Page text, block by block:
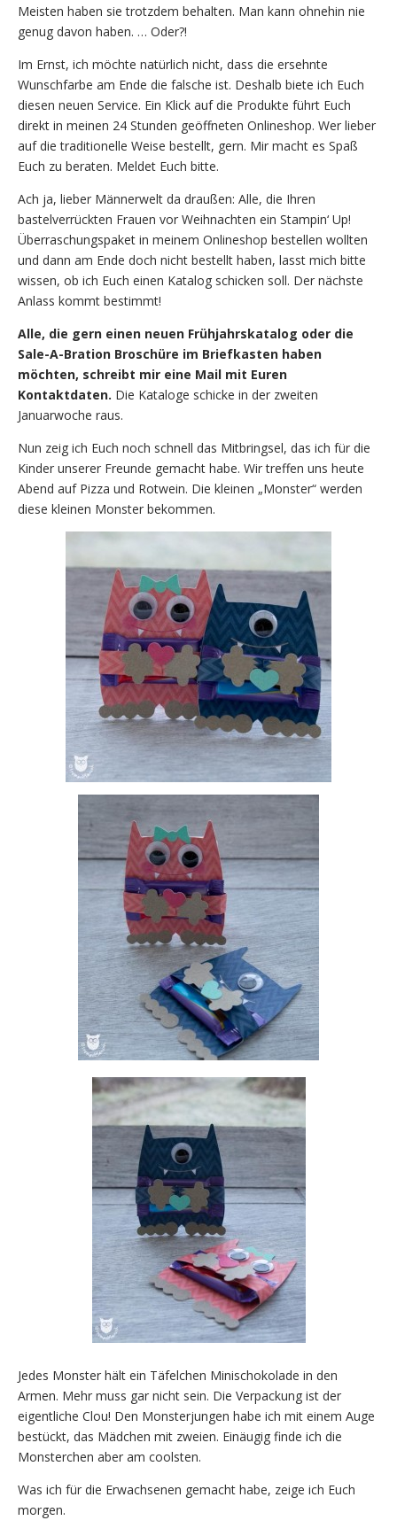
Meisten haben sie trotzdem behalten. Man kann ohnehin nie
genug davon haben. … Oder?!
Im Ernst, ich möchte natürlich nicht, dass die ersehnte
Wunschfarbe am Ende die falsche ist. Deshalb biete ich Euch
diesen neuen Service. Ein Klick auf die Produkte führt Euch
direkt in meinen 24 Stunden geöffneten Onlineshop. Wer lieber
auf die traditionelle Weise bestellt, gern. Mir macht es Spaß
Euch zu beraten. Meldet Euch bitte.
Ach ja, lieber Männerwelt da draußen: Alle, die Ihren
bastelverrückten Frauen vor Weihnachten ein Stampin‘ Up!
Überraschungspaket in meinem Onlineshop bestellen wollten
und dann am Ende doch nicht bestellt haben, lasst mich bitte
wissen, ob ich Euch einen Katalog schicken soll. Der nächste
Anlass kommt bestimmt!
Alle, die gern einen neuen Frühjahrskatalog oder die
Sale-A-Bration Broschüre im Briefkasten haben
möchten, schreibt mir eine Mail mit Euren
Kontaktdaten. Die Kataloge schicke in der zweiten
Januarwoche raus.
Nun zeig ich Euch noch schnell das Mitbringsel, das ich für die
Kinder unserer Freunde gemacht habe. Wir treffen uns heute
Abend auf Pizza und Rotwein. Die kleinen „Monster“ werden
diese kleinen Monster bekommen.
Jedes Monster hält ein Täfelchen Minischokolade in den
Armen. Mehr muss gar nicht sein. Die Verpackung ist der
eigentliche Clou! Den Monsterjungen habe ich mit einem Auge
bestückt, das Mädchen mit zweien. Einäugig finde ich die
Monsterchen aber am coolsten.
Was ich für die Erwachsenen gemacht habe, zeige ich Euch
morgen.